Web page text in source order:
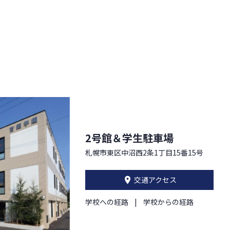
2号館＆学生駐車場
札幌市東区中沼西2条1丁目15番15号
交通アクセス
学校への経路 学校からの経路